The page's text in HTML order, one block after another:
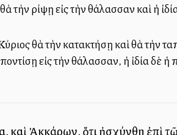
τὴν ρίψῃ εἰς τὴν θάλασσαν καὶ ἡ
θὰ τὴν κατακτήσῃ καὶ θὰ τὴν
εἰς τὴν θάλασσαν, ἡ ἰδία δὲ ἡ
καὶ Ἀκκάρων, ὅτι ᾐσχύνθη ἐπὶ